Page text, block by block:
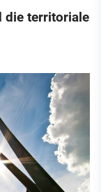
die territoriale